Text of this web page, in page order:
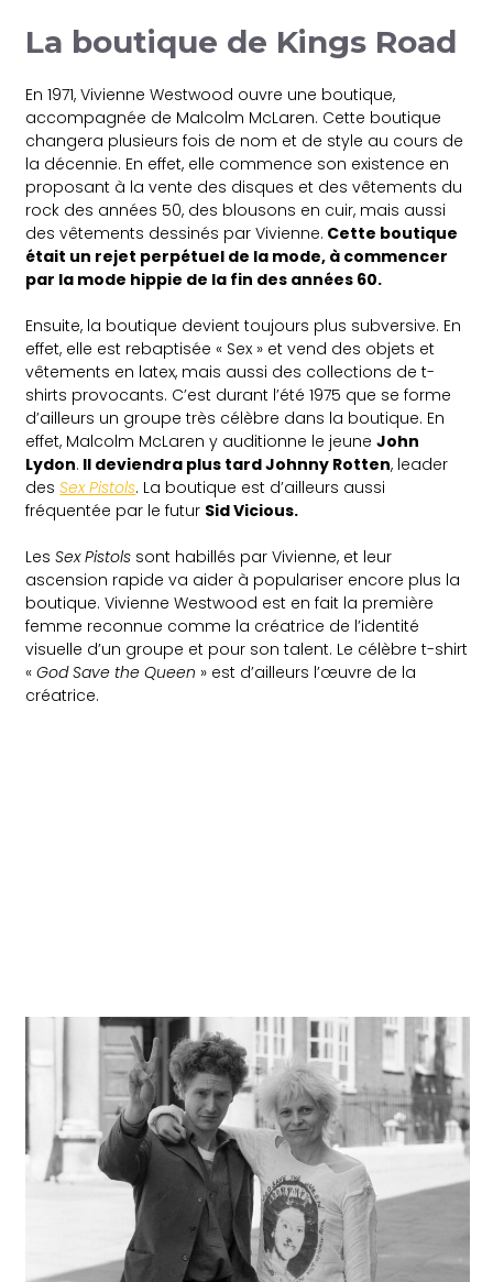
La boutique de Kings Road
En 1971, Vivienne Westwood ouvre une boutique,
accompagnée de Malcolm McLaren. Cette boutique
changera plusieurs fois de nom et de style au cours de
la décennie. En effet, elle commence son existence en
proposant à la vente des disques et des vêtements du
rock des années 50, des blousons en cuir, mais aussi
des vêtements dessinés par Vivienne. Cette boutique
était un rejet perpétuel de la mode, à commencer
par la mode hippie de la fin des années 60.
Ensuite, la boutique devient toujours plus subversive. En
effet, elle est rebaptisée « Sex » et vend des objets et
vêtements en latex, mais aussi des collections de t-
shirts provocants. C’est durant l’été 1975 que se forme
d’ailleurs un groupe très célèbre dans la boutique. En
effet, Malcolm McLaren y auditionne le jeuneJohn
Lydon. Il deviendra plus tard Johnny Rotten, leader
desSex Pistols. La boutique est d’ailleurs aussi
fréquentée par le futur Sid Vicious.
LesSex Pistols sont habillés par Vivienne, et leur
ascension rapide va aider à populariser encore plus la
boutique. Vivienne Westwood est en fait la première
femme reconnue comme la créatrice de l’identité
visuelle d’un groupe et pour son talent. Le célèbre t-shirt
«God Save the Queen » est d’ailleurs l’œuvre de la
créatrice.